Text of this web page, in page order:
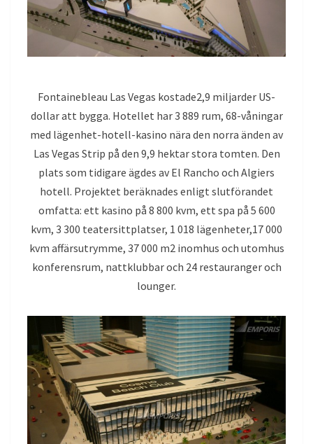
Fontainebleau Las Vegas kostade2,9 miljarder US-
dollar att bygga. Hotellet har 3 889 rum, 68-våningar
med lägenhet-hotell-kasino nära den norra änden av
Las Vegas Strip på den 9,9 hektar stora tomten. Den
plats som tidigare ägdes av El Rancho och Algiers
hotell. Projektet beräknades enligt slutförandet
omfatta: ett kasino på 8 800 kvm, ett spa på 5 600
kvm, 3 300 teatersittplatser, 1 018 lägenheter,17 000
kvm affärsutrymme, 37 000 m2 inomhus och utomhus
konferensrum, nattklubbar och 24 restauranger och
lounger.